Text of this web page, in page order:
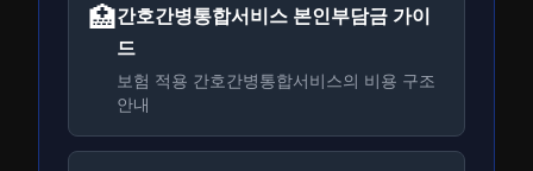
🏥간호간병통합서비스 본인부담금 가이
드
보험 적용 간호간병통합서비스의 비용 구조
안내